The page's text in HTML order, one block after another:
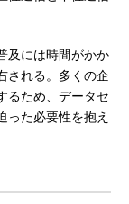
及には時間がかか
される。多くの企
るため、データセ
った必要性を抱え